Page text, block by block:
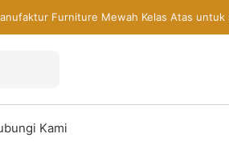
Furniture Mewah Kelas Atas
Kami